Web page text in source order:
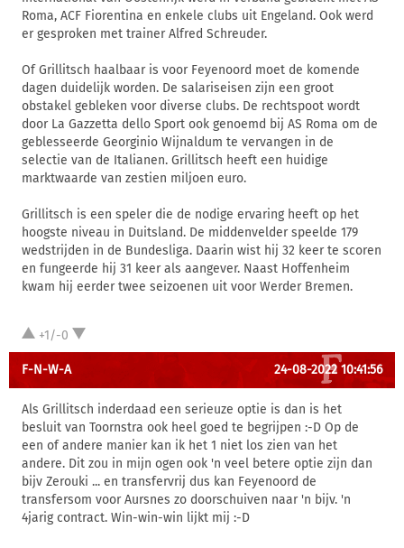
Roma, ACF Fiorentina en enkele clubs uit Engeland. Ook werd
er gesproken met trainer Alfred Schreuder.
Of Grillitsch haalbaar is voor Feyenoord moet de komende
dagen duidelijk worden. De salariseisen zijn een groot
obstakel gebleken voor diverse clubs. De rechtspoot wordt
door La Gazzetta dello Sport ook genoemd bij AS Roma om de
geblesseerde Georginio Wijnaldum te vervangen in de
selectie van de Italianen. Grillitsch heeft een huidige
marktwaarde van zestien miljoen euro.
Grillitsch is een speler die de nodige ervaring heeft op het
hoogste niveau in Duitsland. De middenvelder speelde 179
wedstrijden in de Bundesliga. Daarin wist hij 32 keer te scoren
en fungeerde hij 31 keer als aangever. Naast Hoffenheim
kwam hij eerder twee seizoenen uit voor Werder Bremen.
+1/-0
F-N-W-A 24-08-2022 10:41:56
Als Grillitsch inderdaad een serieuze optie is dan is het
besluit van Toornstra ook heel goed te begrijpen :-D Op de
een of andere manier kan ik het 1 niet los zien van het
andere. Dit zou in mijn ogen ook 'n veel betere optie zijn dan
bijv Zerouki ... en transfervrij dus kan Feyenoord de
transfersom voor Aursnes zo doorschuiven naar 'n bijv. 'n
4jarig contract. Win-win-win lijkt mij :-D